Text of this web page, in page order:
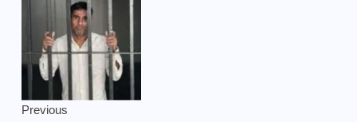
Previous